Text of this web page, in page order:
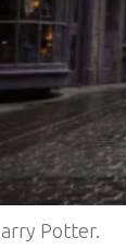
Potter.